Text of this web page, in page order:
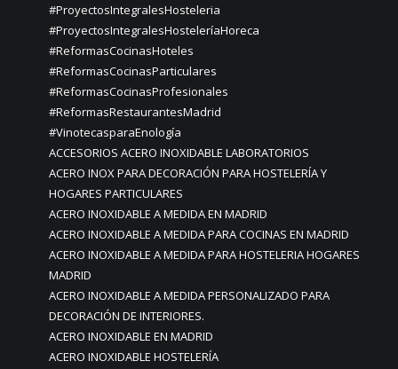
#ProyectosIntegralesHosteleria
#ProyectosIntegralesHosteleríaHoreca
#ReformasCocinasHoteles
#ReformasCocinasParticulares
#ReformasCocinasProfesionales
#ReformasRestaurantesMadrid
#VinotecasparaEnología
ACCESORIOS ACERO INOXIDABLE LABORATORIOS
ACERO INOX PARA DECORACIÓN PARA HOSTELERÍA Y
HOGARES PARTICULARES
ACERO INOXIDABLE A MEDIDA EN MADRID
ACERO INOXIDABLE A MEDIDA PARA COCINAS EN MADRID
ACERO INOXIDABLE A MEDIDA PARA HOSTELERIA HOGARES
MADRID
ACERO INOXIDABLE A MEDIDA PERSONALIZADO PARA
DECORACIÓN DE INTERIORES.
ACERO INOXIDABLE EN MADRID
ACERO INOXIDABLE HOSTELERÍA